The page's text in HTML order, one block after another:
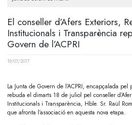
El conseller d’Afers Exteriors,
Institucionals i Transparència
Govern de l’ACPRI
19/07/2017
La Junta de Govern de l’ACPRI, encapçalada pel
rebuda el dimarts 18 de juliol pel conseller
Institucionals i Transparència, Hble. Sr. Raül
que afronta l’associació en aquesta nova etapa.